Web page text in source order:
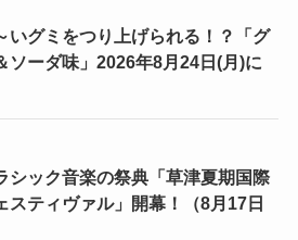
いグミをつり上げられる！？「グ
ーダ味」2026年8月24日(月)に
シック音楽の祭典「草津夏期国際
スティヴァル」開幕！（8月17日